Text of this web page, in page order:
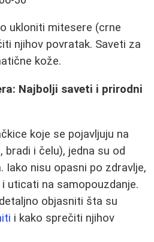
ukloniti mitesere (crne
njihov povratak. Saveti za
kože.
Najbolji saveti i prirodni
koje se pojavljuju na
bradi i čelu), jedna su od
Iako nisu opasni po zdravlje,
uticati na samopouzdanje.
objasniti šta su
i kako sprečiti njihov